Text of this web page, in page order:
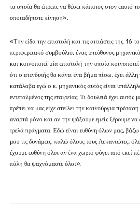
τα οποία θα έπρεπε να θέσει κάποιος στον εαυτό
οποιαδήποτε κίνηση».
«Την είδα την επιστολή και τις αιτιάσεις της. 16
περιφερειακό συμβούλιο, ένας υπεύθυνος
και κοινοποιεί μία επιστολή την οποία
ότι ο επενδυτής θα κάνει ένα βήμα πίσω, έχει
κατάλαβα εγώ ο κ. μηχανικός αυτός είναι
εντεταλμένος της εταιρείας; Τι δουλειά έχει αυτός
πρέπει να μας είχε στείλει την καινούργια
αναρτά μόνο και αν την ψάξουμε εμείς ξέρουμε να
τρελά πράγματα. Εδώ είναι ευθύνη όλων μας, βάζω
μου τις δυνάμεις, καλώ όλους τους Λεκανιώτες,
έχουμε ευθύνη όλοι αν ένα χωριό φύγει από εκεί
πόλη θα ψαχνόμαστε όλοι».